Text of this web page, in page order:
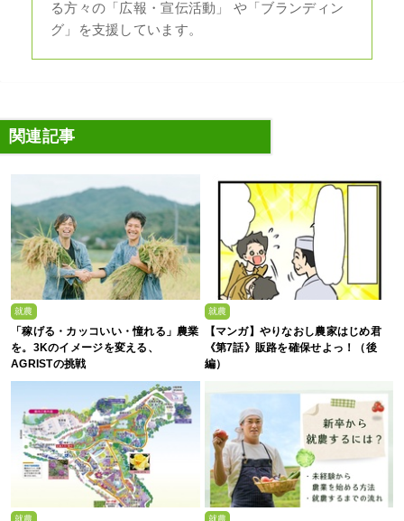
る方々の「広報・宣伝活動」 や「ブランディン
グ」を支援しています。
関連記事
就農
「稼げる・カッコいい・憧れる」農業
を。3Kのイメージを変える、
AGRISTの挑戦
就農
【マンガ】やりなおし農家はじめ君
《第7話》販路を確保せよっ！（後
編）
就農 就農